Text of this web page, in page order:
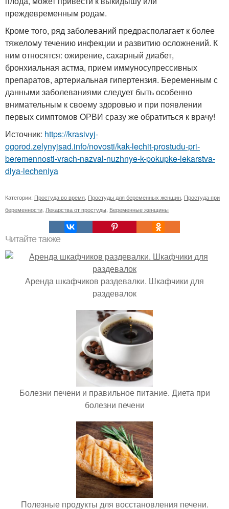
преждевременным родам.
Кроме того, ряд заболеваний предрасполагает к более
тяжелому течению инфекции и развитию осложнений. К
ним относятся: ожирение, сахарный диабет,
бронхиальная астма, прием иммуносупрессивных
препаратов, артериальная гипертензия. Беременным с
данными заболеваниями следует быть особенно
внимательным к своему здоровью и при появлении
первых симптомов ОРВИ сразу же обратиться к врачу!
Источник: https://krasivyj-
ogorod.zelynyjsad.info/novosti/kak-lechit-prostudu-pri-
beremennosti-vrach-nazval-nuzhnye-k-pokupke-lekarstva-
dlya-lecheniya
Категории: Простуда во время Простуды для беременных женщин Простуда при
беременности Лекарства от простуды Беременные женщины
Читайте также
Аренда шкафчиков раздевалки. Шкафчики для
раздевалок
Болезни печени и правильное питание. Диета при
болезни печени
Полезные продукты для восстановления печени.